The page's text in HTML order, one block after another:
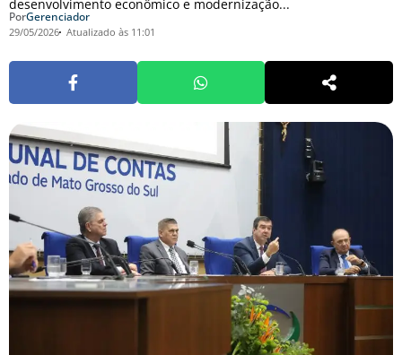
desenvolvimento econômico e modernização...
PorGerenciador
29/05/2026 Atualizado às 11:01